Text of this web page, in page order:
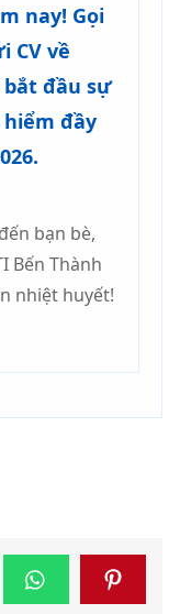
nay! Gọi
CV về
bắt đầu sự
đầy
bạn bè,
Bến Thành
nhiệt huyết!